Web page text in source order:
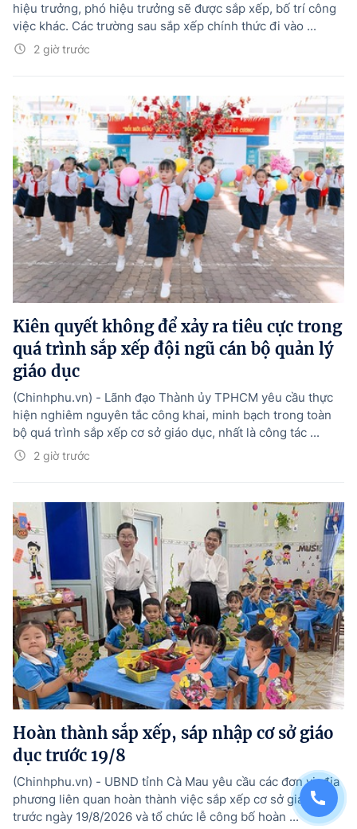
2 giờ trước
hiệu trưởng, phó hiệu trưởng sẽ được sắp xếp, bố trí công
việc khác. Các trường sau sắp xếp chính thức đi vào ...
Kiên quyết không để xảy ra tiêu cực trong
quá trình sắp xếp đội ngũ cán bộ quản lý
giáo dục
2 giờ trước
(Chinhphu.vn) - Lãnh đạo Thành ủy TPHCM yêu cầu thực
hiện nghiêm nguyên tắc công khai, minh bạch trong toàn
bộ quá trình sắp xếp cơ sở giáo dục, nhất là công tác ...
Hoàn thành sắp xếp, sáp nhập cơ sở giáo
dục trước 19/8
(Chinhphu.vn) - UBND tỉnh Cà Mau yêu cầu các đơn vị, địa
phương liên quan hoàn thành việc sắp xếp cơ sở giáo dục
trước ngày 19/8/2026 và tổ chức lễ công bố hoàn ...